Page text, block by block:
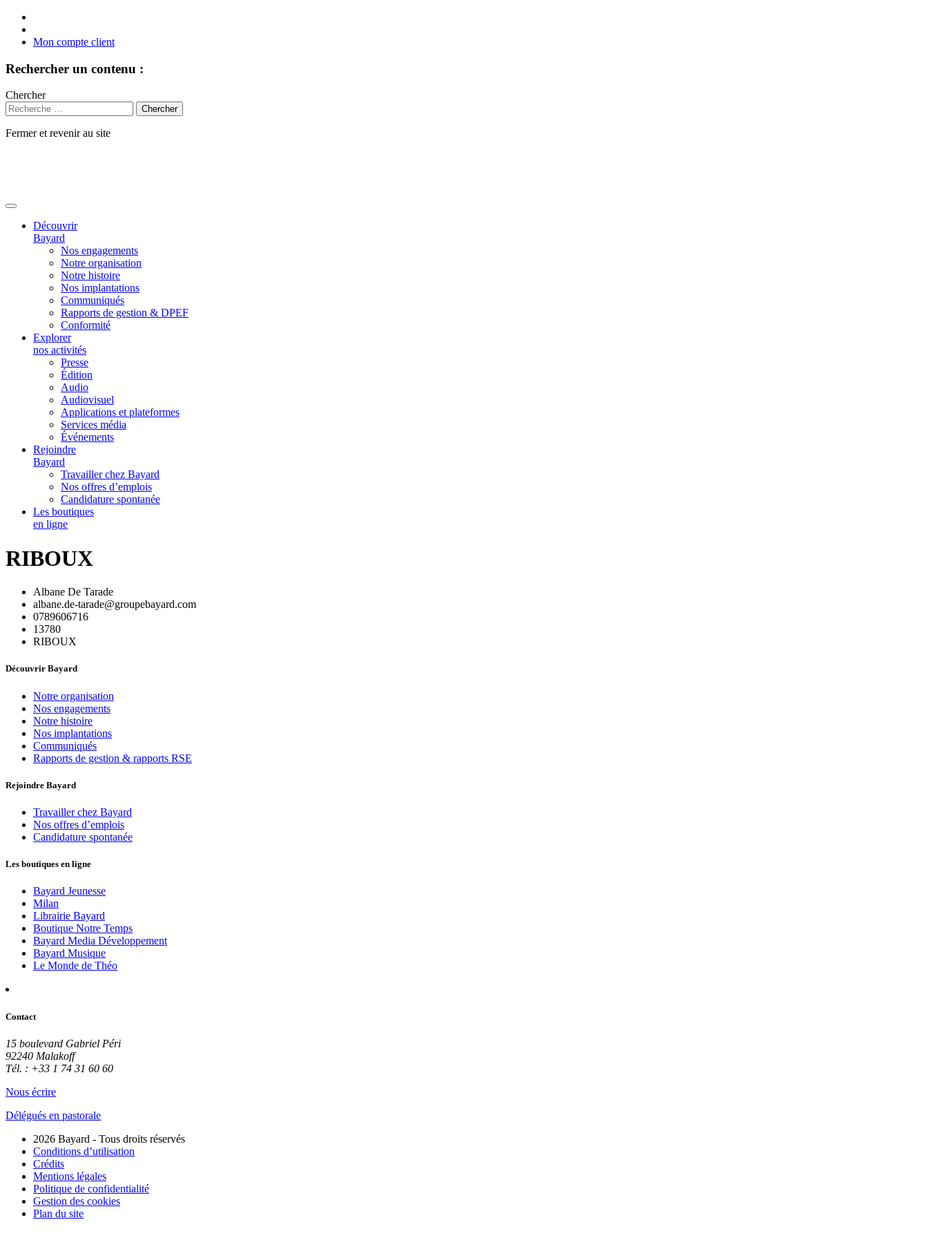
Mon compte client
Rechercher un contenu :
Chercher
Fermer et revenir au site
Découvrir
Bayard
Nos engagements
Notre organisation
Notre histoire
Nos implantations
Communiqués
Rapports de gestion & DPEF
Conformité
Explorer
nos activités
Presse
Édition
Audio
Audiovisuel
Applications et plateformes
Services média
Événements
Rejoindre
Bayard
Travailler chez Bayard
Nos offres d’emplois
Candidature spontanée
Les boutiques
en ligne
RIBOUX
Albane De Tarade
albane.de-tarade@groupebayard.com
0789606716
13780
RIBOUX
Découvrir Bayard
Notre organisation
Nos engagements
Notre histoire
Nos implantations
Communiqués
Rapports de gestion & rapports RSE
Rejoindre Bayard
Travailler chez Bayard
Nos offres d’emplois
Candidature spontanée
Les boutiques en ligne
Bayard Jeunesse
Milan
Librairie Bayard
Boutique Notre Temps
Bayard Media Développement
Bayard Musique
Le Monde de Théo
Contact
15 boulevard Gabriel Péri
92240 Malakoff
Tél. : +33 1 74 31 60 60
Nous écrire
Délégués en pastorale
2026 Bayard - Tous droits réservés
Conditions d’utilisation
Crédits
Mentions légales
Politique de confidentialité
Gestion des cookies
Plan du site